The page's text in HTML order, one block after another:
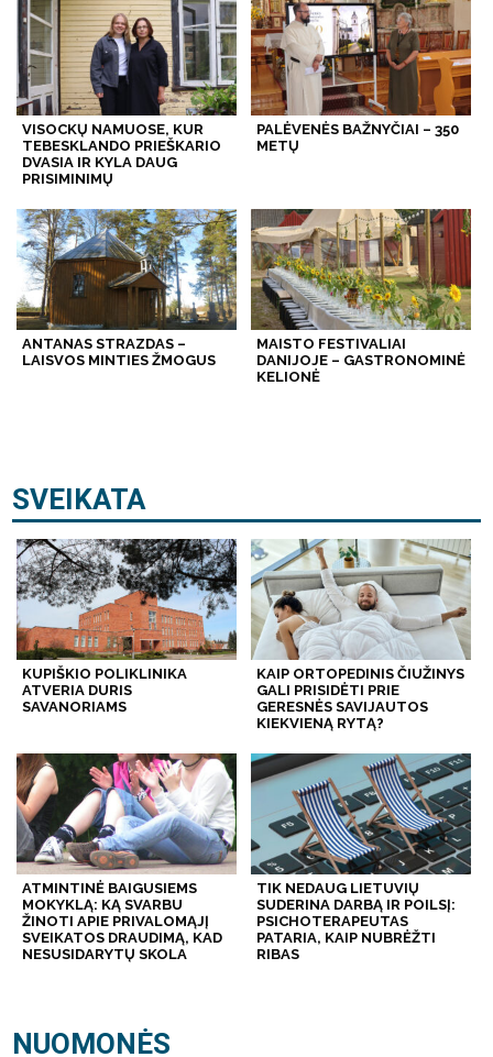
VISOCKŲ NAMUOSE, KUR
TEBESKLANDO PRIEŠKARIO
DVASIA IR KYLA DAUG
PRISIMINIMŲ
PALĖVENĖS BAŽNYČIAI – 350
METŲ
ANTANAS STRAZDAS –
LAISVOS MINTIES ŽMOGUS
MAISTO FESTIVALIAI
DANIJOJE – GASTRONOMINĖ
KELIONĖ
SVEIKATA
KUPIŠKIO POLIKLINIKA
ATVERIA DURIS
SAVANORIAMS
KAIP ORTOPEDINIS ČIUŽINYS
GALI PRISIDĖTI PRIE
GERESNĖS SAVIJAUTOS
KIEKVIENĄ RYTĄ?
ATMINTINĖ BAIGUSIEMS
MOKYKLĄ: KĄ SVARBU
ŽINOTI APIE PRIVALOMĄJĮ
SVEIKATOS DRAUDIMĄ, KAD
NESUSIDARYTŲ SKOLA
TIK NEDAUG LIETUVIŲ
SUDERINA DARBĄ IR POILSĮ:
PSICHOTERAPEUTAS
PATARIA, KAIP NUBRĖŽTI
RIBAS
NUOMONĖS